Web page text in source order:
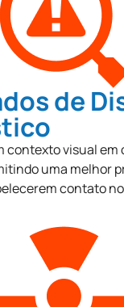
de
contexto visual em
uma melhor
contato